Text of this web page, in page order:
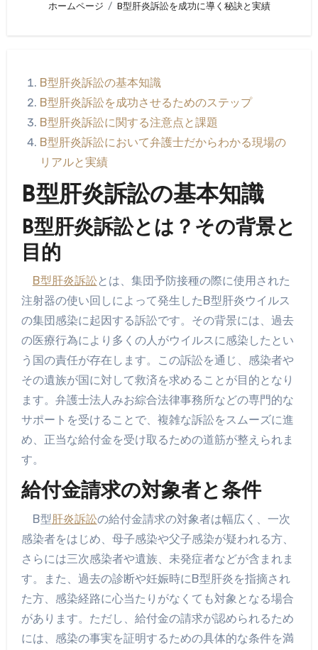
ホームページ B型肝炎訴訟を成功に導く秘訣と実績
B型肝炎訴訟の基本知識
B型肝炎訴訟を成功させるためのステップ
B型肝炎訴訟に関する注意点と課題
B型肝炎訴訟において弁護士だからわかる現場の
リアルと実績
B型肝炎訴訟の基本知識
B型肝炎訴訟とは？その背景と
目的
B型肝炎訴訟とは、集団予防接種の際に使用された
注射器の使い回しによって発生したB型肝炎ウイルス
の集団感染に起因する訴訟です。その背景には、過去
の医療行為により多くの人がウイルスに感染したとい
う国の責任が存在します。この訴訟を通じ、感染者や
その遺族が国に対して救済を求めることが目的となり
ます。弁護士法人みお綜合法律事務所などの専門的な
サポートを受けることで、複雑な訴訟をスムーズに進
め、正当な給付金を受け取るための道筋が整えられま
す。
給付金請求の対象者と条件
B型肝炎訴訟の給付金請求の対象者は幅広く、一次
感染者をはじめ、母子感染や父子感染が疑われる方、
さらには三次感染者や遺族、未発症者などが含まれま
す。また、過去の診断や妊娠時にB型肝炎を指摘され
た方、感染経路に心当たりがなくても対象となる場合
があります。ただし、給付金の請求が認められるため
には、感染の事実を証明するための具体的な条件を満